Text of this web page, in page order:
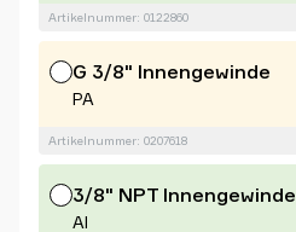
Artikelnummer: 0122860
G 3/8" Innengewinde
PA
Artikelnummer: 0207618
3/8" NPT Innengewinde
Al